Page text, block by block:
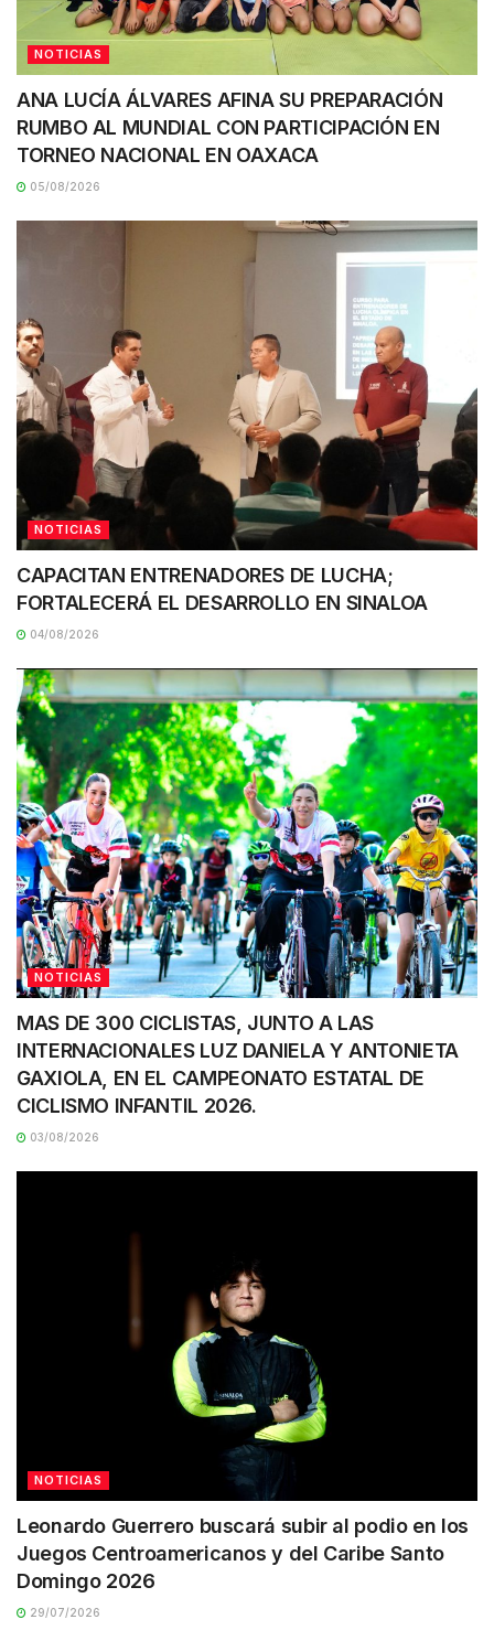
NOTICIAS
ANA LUCÍA ÁLVARES AFINA SU PREPARACIÓN
RUMBO AL MUNDIAL CON PARTICIPACIÓN EN
TORNEO NACIONAL EN OAXACA
05/08/2026
NOTICIAS
CAPACITAN ENTRENADORES DE LUCHA;
FORTALECERÁ EL DESARROLLO EN SINALOA
04/08/2026
NOTICIAS
MAS DE 300 CICLISTAS, JUNTO A LAS
INTERNACIONALES LUZ DANIELA Y ANTONIETA
GAXIOLA, EN EL CAMPEONATO ESTATAL DE
CICLISMO INFANTIL 2026.
03/08/2026
NOTICIAS
Leonardo Guerrero buscará subir al podio en los
Juegos Centroamericanos y del Caribe Santo
Domingo 2026
29/07/2026